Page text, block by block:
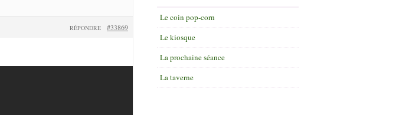
#33869
RÉPONDRE
Le coin pop-corn
Le kiosque
La prochaine séance
La taverne